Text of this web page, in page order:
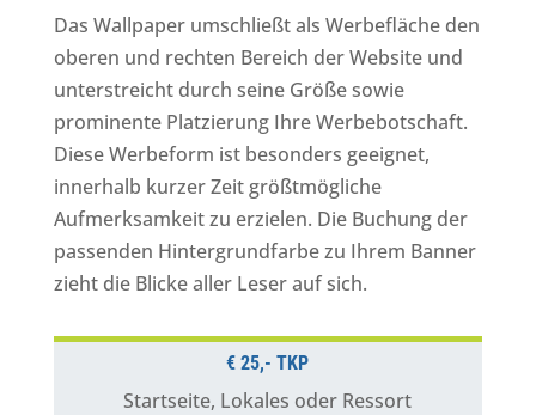
Das Wallpaper umschließt als Werbefläche den
oberen und rechten Bereich der Website und
unterstreicht durch seine Größe sowie
prominente Platzierung Ihre Werbebotschaft.
Diese Werbeform ist besonders geeignet,
innerhalb kurzer Zeit größtmögliche
Aufmerksamkeit zu erzielen. Die Buchung der
passenden Hintergrundfarbe zu Ihrem Banner
zieht die Blicke aller Leser auf sich.
€ 25,- TKP
Startseite, Lokales oder Ressort